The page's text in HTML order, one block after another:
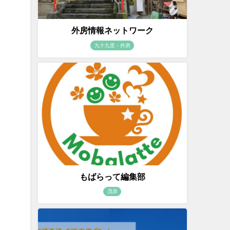
外房情報ネットワーク
九十九里・外房
もばらって編集部
茂原